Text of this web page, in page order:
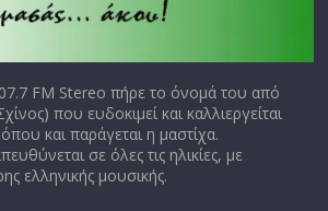
FM Stereo πήρε το όνομά του από
που ευδοκιμεί και καλλιεργείται
και παράγεται η μαστίχα.
σε όλες τις ηλικίες, με
ελληνικής μουσικής.